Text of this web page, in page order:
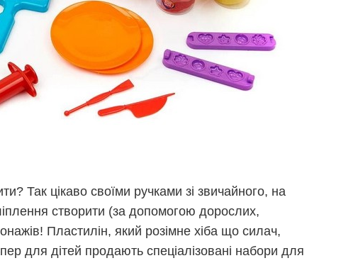
Так цікаво своїми ручками зі звичайного, на
створити (за допомогою дорослих,
Пластилін, який розімне хіба що силач,
для дітей продають спеціалізовані набори для